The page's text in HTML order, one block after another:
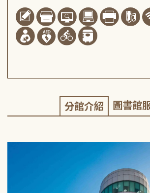
分館介紹 圖書館